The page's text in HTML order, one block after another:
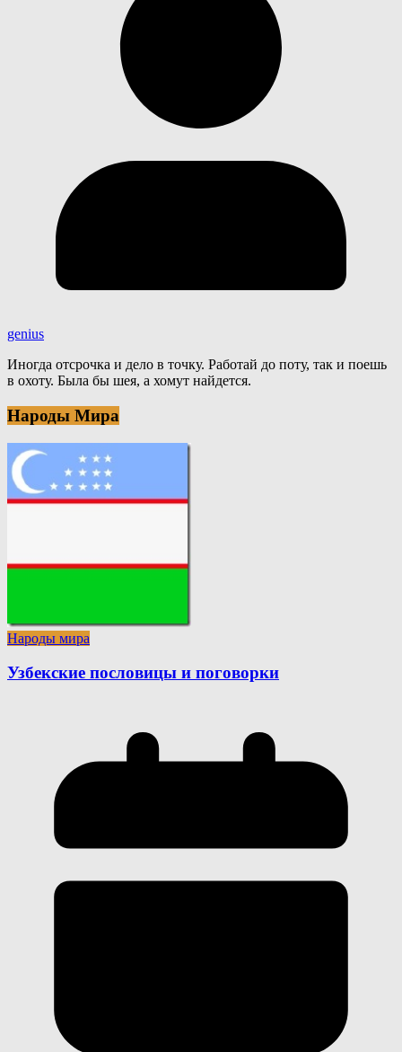
genius
Иногда отсрочка и дело в точку. Работай до поту, так и поешь
в охоту. Была бы шея, а хомут найдется.
Народы Мира
Народы мира
Узбекские пословицы и поговорки